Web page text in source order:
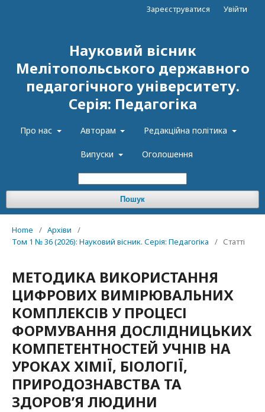
Науковий вісник
Мелітопольського державного
педагогічного університету.
Серія: Педагогіка
Про нас Авторам Редакційна політика
Випуски Оголошення
Пошук
Зареєструватися Увійти
Home / Архіви
/
Том 1 № 36 (2026): Науковий вісник. Серія: Педагогіка
/ Статті
МЕТОДИКА ВИКОРИСТАННЯ
ЦИФРОВИХ ВИМІРЮВАЛЬНИХ
КОМПЛЕКСІВ У ПРОЦЕСІ
ФОРМУВАННЯ ДОСЛІДНИЦЬКИХ
КОМПЕТЕНТНОСТЕЙ УЧНІВ НА
УРОКАХ ХІМІЇ, БІОЛОГІЇ,
ПРИРОДОЗНАВСТВА ТА
ЗДОРОВ’Я ЛЮДИНИ